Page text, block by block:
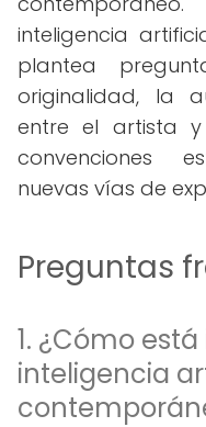
inteligencia
plantea
originalidad, la
entre el artista
convenciones
nuevas vías de
Preguntas
1. ¿Cómo
inteligencia